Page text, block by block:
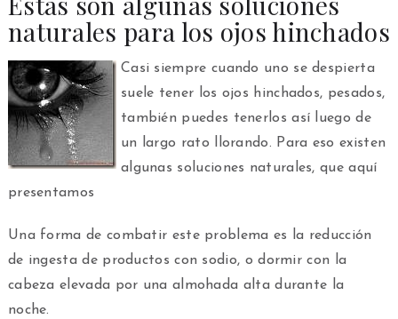
naturales para los ojos hinchados
Casi siempre cuando uno se despierta
suele tener los ojos hinchados, pesados,
también puedes tenerlos así luego de
un largo rato llorando. Para eso existen
algunas soluciones naturales, que aquí
presentamos
Una forma de combatir este problema es la reducción
de ingesta de productos con sodio, o dormir con la
cabeza elevada por una almohada alta durante la
noche.